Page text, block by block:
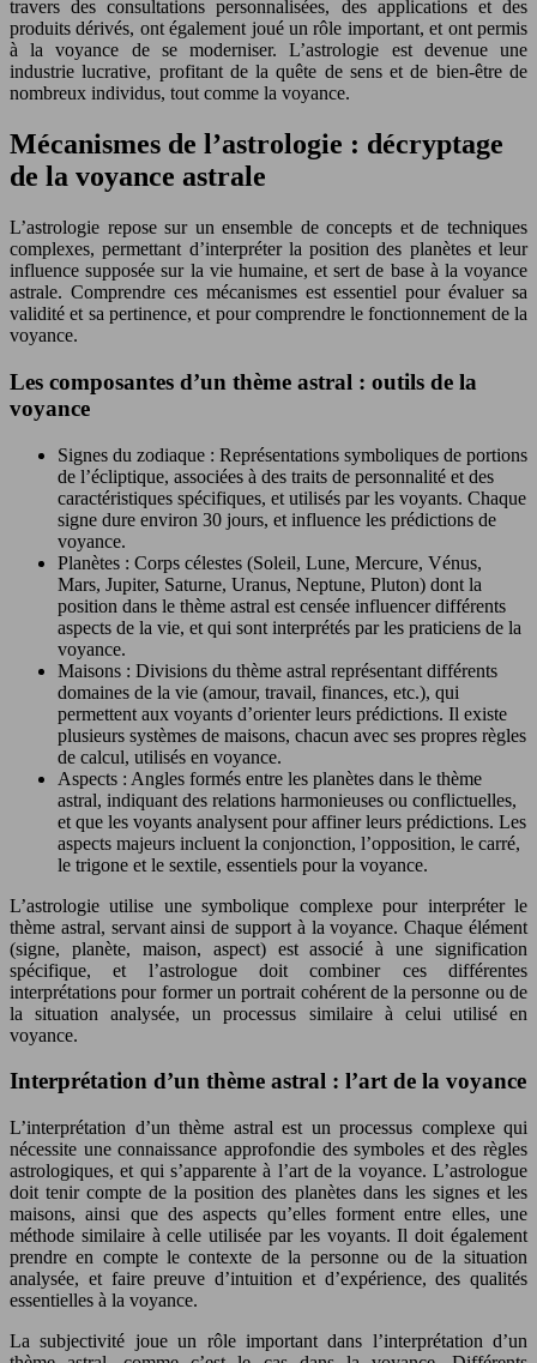
travers des consultations personnalisées, des applications et des
produits dérivés, ont également joué un rôle important, et ont permis
à la voyance de se moderniser. L’astrologie est devenue une
industrie lucrative, profitant de la quête de sens et de bien-être de
nombreux individus, tout comme la voyance.
Mécanismes de l’astrologie : décryptage
de la voyance astrale
L’astrologie repose sur un ensemble de concepts et de techniques
complexes, permettant d’interpréter la position des planètes et leur
influence supposée sur la vie humaine, et sert de base à la voyance
astrale. Comprendre ces mécanismes est essentiel pour évaluer sa
validité et sa pertinence, et pour comprendre le fonctionnement de la
voyance.
Les composantes d’un thème astral : outils de la
voyance
Signes du zodiaque : Représentations symboliques de portions
de l’écliptique, associées à des traits de personnalité et des
caractéristiques spécifiques, et utilisés par les voyants. Chaque
signe dure environ 30 jours, et influence les prédictions de
voyance.
Planètes : Corps célestes (Soleil, Lune, Mercure, Vénus,
Mars, Jupiter, Saturne, Uranus, Neptune, Pluton) dont la
position dans le thème astral est censée influencer différents
aspects de la vie, et qui sont interprétés par les praticiens de la
voyance.
Maisons : Divisions du thème astral représentant différents
domaines de la vie (amour, travail, finances, etc.), qui
permettent aux voyants d’orienter leurs prédictions. Il existe
plusieurs systèmes de maisons, chacun avec ses propres règles
de calcul, utilisés en voyance.
Aspects : Angles formés entre les planètes dans le thème
astral, indiquant des relations harmonieuses ou conflictuelles,
et que les voyants analysent pour affiner leurs prédictions. Les
aspects majeurs incluent la conjonction, l’opposition, le carré,
le trigone et le sextile, essentiels pour la voyance.
L’astrologie utilise une symbolique complexe pour interpréter le
thème astral, servant ainsi de support à la voyance. Chaque élément
(signe, planète, maison, aspect) est associé à une signification
spécifique, et l’astrologue doit combiner ces différentes
interprétations pour former un portrait cohérent de la personne ou de
la situation analysée, un processus similaire à celui utilisé en
voyance.
Interprétation d’un thème astral : l’art de la voyance
L’interprétation d’un thème astral est un processus complexe qui
nécessite une connaissance approfondie des symboles et des règles
astrologiques, et qui s’apparente à l’art de la voyance. L’astrologue
doit tenir compte de la position des planètes dans les signes et les
maisons, ainsi que des aspects qu’elles forment entre elles, une
méthode similaire à celle utilisée par les voyants. Il doit également
prendre en compte le contexte de la personne ou de la situation
analysée, et faire preuve d’intuition et d’expérience, des qualités
essentielles à la voyance.
La subjectivité joue un rôle important dans l’interprétation d’un